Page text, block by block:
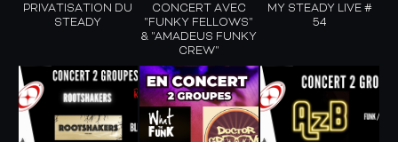
PRIVATISATION DU
STEADY
CONCERT AVEC
"FUNKY FELLOWS"
& "AMADEUS FUNKY
CREW"
MY STEADY LIVE #
54